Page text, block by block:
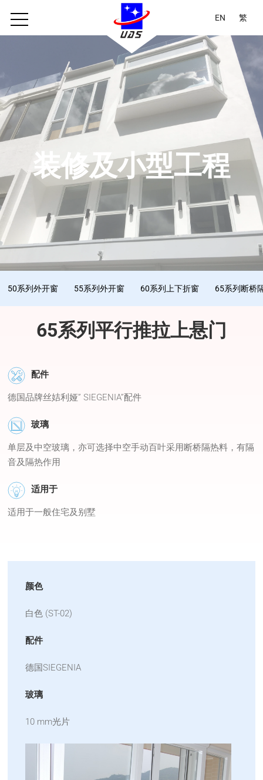
EN 繁
装修及小型工程
50系列外开窗 55系列外开窗 60系列上下折窗 65系列断桥
65系列平行推拉上悬门
配件
德国品牌丝姞利娅” SIEGENIA”配件
玻璃
单层及中空玻璃，亦可选择中空手动百叶采用断桥隔热料，有隔
音及隔热作用
适用于
适用于一般住宅及别墅
颜色
白色 (ST-02)
配件
德国SIEGENIA
玻璃
10 mm光片